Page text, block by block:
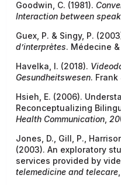
Goodwin, C. (1981).
Interaction between
Guex, P. & Singy, P.
d’interprètes. Médecine
Havelka, I. (2018).
Gesundheitswesen. Frank
Hsieh, E. (2006).
Reconceptualizing
Health Communication 20
Jones, D., Gill, P.,
(2003). An exploratory
services provided by
telemedicine and telecare